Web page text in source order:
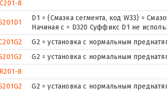
8
D1 = (Смазка сегмента, код W33) =
Начиная с = D320 Суффикс D1 не
G2 = установка с нормальным
G2 = установка с нормальным
8
G2 = установка с нормальным